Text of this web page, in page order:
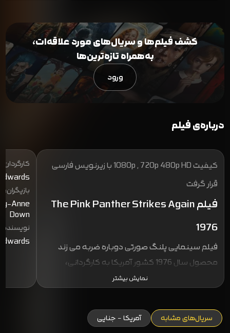
کشف فیلم‌ها و سریال‌های مورد علاقه‌ات،
به‌همراه تازه‌ترین‌ها
ورود
درباره‌ی فیلم
کیفیت 1080p , 720p 480p HD با زیرنویس فارسی
قرار گرفت
فیلم The Pink Panther Strikes Again
1976
فیلم سینمایی پلنگ صورتی دوباره ضربه می زند
محصول سال 1976 کشور آمریکا به کارگردانی،
نویسندگی و تهیه کنندگی بلیک ادواردز، این فیلم
سینمایی که از سری تولیدات استدیو فیلمسازی
دسامبر 1976 با بودجه بیش از شش میلیون دلاری
نمایش بیشتر
کارگردان:
بازیگران:
Anne
Down
نویسنده:
سریال‌های مشابه آمریکا - جنایی